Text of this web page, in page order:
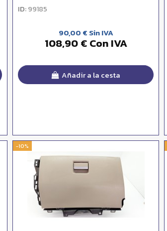
ID:99185
90,00 € Sin IVA
108,90 € Con IVA
Añadir a la cesta
-10%